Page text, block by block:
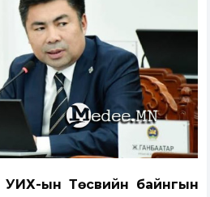
УИХ-ын Төсвийн байнгын